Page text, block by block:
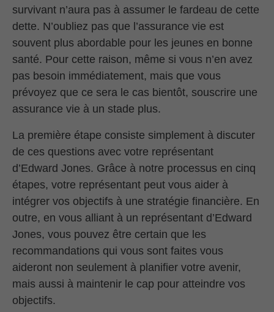
survivant n’aura pas à assumer le fardeau de cette
dette. N’oubliez pas que l’assurance vie est
souvent plus abordable pour les jeunes en bonne
santé. Pour cette raison, même si vous n’en avez
pas besoin immédiatement, mais que vous
prévoyez que ce sera le cas bientôt, souscrire une
assurance vie à un stade plus.
La première étape consiste simplement à discuter
de ces questions avec votre représentant
d’Edward Jones. Grâce à notre processus en cinq
étapes, votre représentant peut vous aider à
intégrer vos objectifs à une stratégie financière. En
outre, en vous alliant à un représentant d’Edward
Jones, vous pouvez être certain que les
recommandations qui vous sont faites vous
aideront non seulement à planifier votre avenir,
mais aussi à maintenir le cap pour atteindre vos
objectifs.